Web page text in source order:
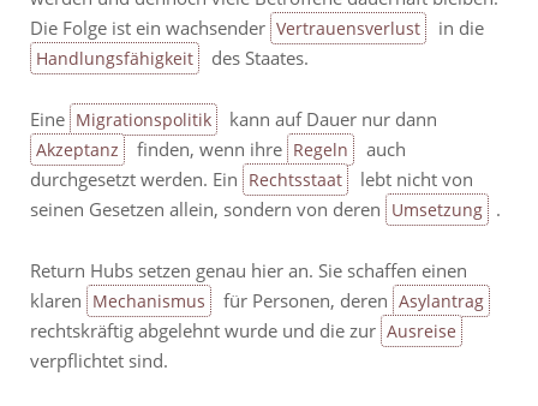
Die Folge ist ein wachsender Vertrauensverlust in die
Handlungsfähigkeit des Staates.
Eine Migrationspolitik kann auf Dauer nur dann
Akzeptanz finden, wenn ihre Regeln
auch
durchgesetzt werden. Ein Rechtsstaat
lebt nicht von
seinen Gesetzen allein, sondern von deren Umsetzung .
Return Hubs setzen genau hier an. Sie schaffen einen
klaren Mechanismus für Personen, deren Asylantrag
rechtskräftig abgelehnt wurde und die zur Ausreise
verpflichtet sind.